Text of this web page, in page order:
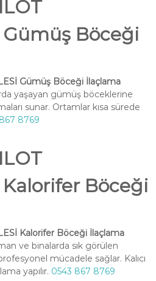
Gümüş Böceği
Gümüş Böceği İlaçlama
yaşayan gümüş böceklerine
sunar. Ortamlar kısa sürede
8769
Kalorifer Böceği
Kalorifer Böceği İlaçlama
ve binalarda sık görülen
mücadele sağlar. Kalıcı
yapılır. 0543 867 8769